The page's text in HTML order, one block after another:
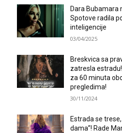
Dara Bubamara
Spotove radila
inteligencije
03/04/2025
Breskvica sa
zatresla
za 60 minuta
pregledima!
30/11/2024
Estrada se
dama”! Rade